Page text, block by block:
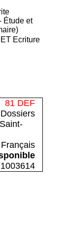
Étude et
Ecriture
81 DEF
Dossiers
Français